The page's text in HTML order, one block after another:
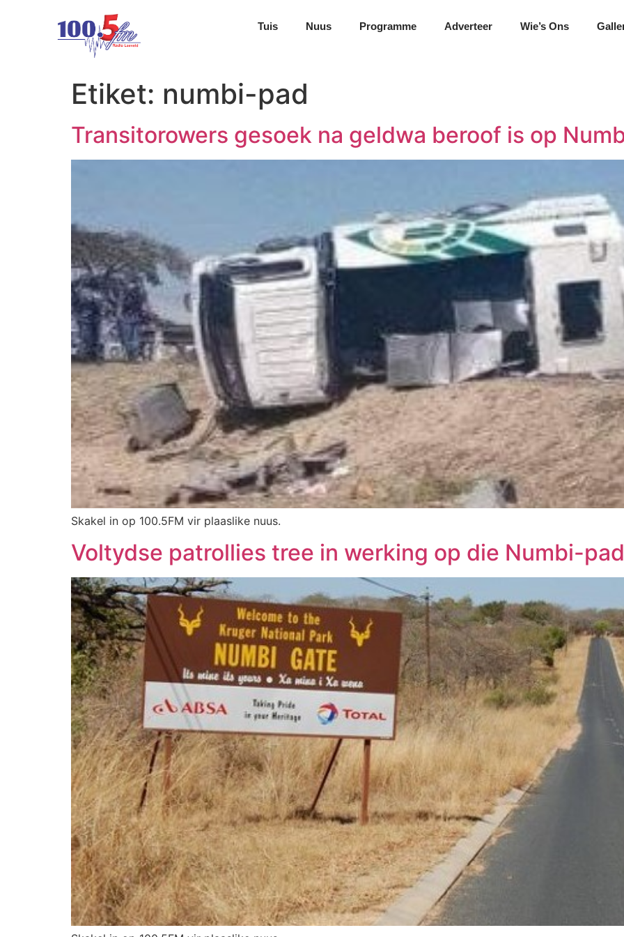
Tuis Nuus Programme Adverteer Wie’s Ons
Etiket: numbi-pad
Transitorowers gesoek na geldwa beroof is op
Skakel in op 100.5FM vir plaaslike nuus.
Voltydse patrollies tree in werking op die Numbi-pad